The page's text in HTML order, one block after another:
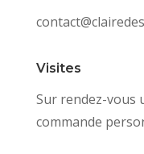
Visites
Sur rendez-vous
commande